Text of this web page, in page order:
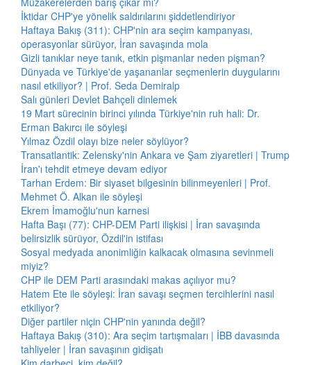
İktidar CHP'ye yönelik saldırılarını şiddetlendiriyor
Haftaya Bakış (311): CHP'nin ara seçim kampanyası,
operasyonlar sürüyor, İran savaşında mola
Gizli tanıklar neye tanık, etkin pişmanlar neden pişman?
Dünyada ve Türkiye'de yaşananlar seçmenlerin duygularını
nasıl etkiliyor? | Prof. Seda Demiralp
Salı günleri Devlet Bahçeli dinlemek
19 Mart sürecinin birinci yılında Türkiye'nin ruh hali: Dr.
Erman Bakırcı ile söyleşi
Yılmaz Özdil olayı bize neler söylüyor?
Transatlantik: Zelensky'nin Ankara ve Şam ziyaretleri | Trump
İran'ı tehdit etmeye devam ediyor
Tarhan Erdem: Bir siyaset bilgesinin bilinmeyenleri | Prof.
Mehmet Ö. Alkan ile söyleşi
Ekrem İmamoğlu'nun karnesi
Hafta Başı (77): CHP-DEM Parti ilişkisi | İran savaşında
belirsizlik sürüyor, Özdil'in istifası
Sosyal medyada anonimliğin kalkacak olmasına sevinmeli
miyiz?
CHP ile DEM Parti arasındaki makas açılıyor mu?
Hatem Ete ile söyleşi: İran savaşı seçmen tercihlerini nasıl
etkiliyor?
Diğer partiler niçin CHP'nin yanında değil?
Haftaya Bakış (310): Ara seçim tartışmaları | İBB davasında
tahliyeler | İran savaşının gidişatı